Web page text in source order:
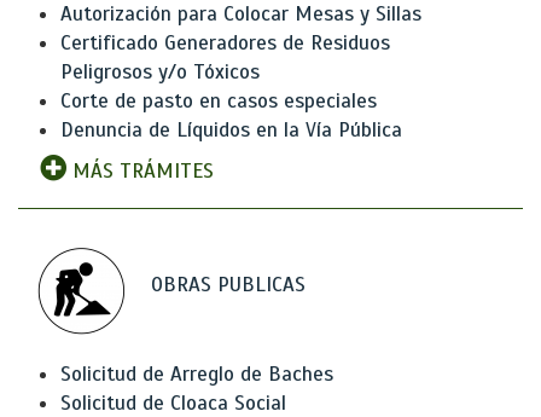
Autorización para Colocar Mesas y Sillas
Certificado Generadores de Residuos
Peligrosos y/o Tóxicos
Corte de pasto en casos especiales
Denuncia de Líquidos en la Vía Pública
MÁS TRÁMITES
OBRAS PUBLICAS
Solicitud de Arreglo de Baches
Solicitud de Cloaca Social